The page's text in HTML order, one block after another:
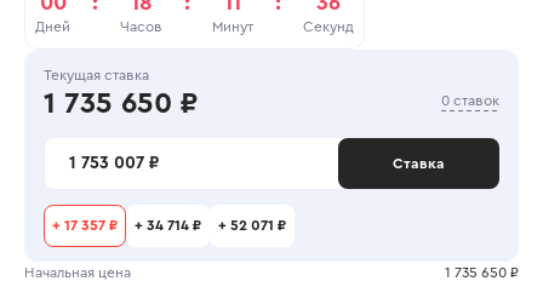
Дней Часов Минут Секунд
Текущая ставка
1 735 650 ₽ 0 ставок
1 753 007 ₽ Ставка
+ 17 357 ₽ + 34 714 ₽ + 52 071 ₽
Начальная цена 1 735 650 ₽